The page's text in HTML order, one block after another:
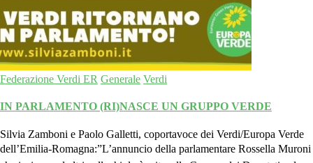
Federazione Verdi ER Generale Verdi
IN PARLAMENTO (RI)NASCE UN GRUPPO VERDE
Silvia Zamboni e Paolo Galletti, coportavoce dei Verdi/Europa Verde
dell’Emilia-Romagna:”L’annuncio della parlamentare Rossella Muroni